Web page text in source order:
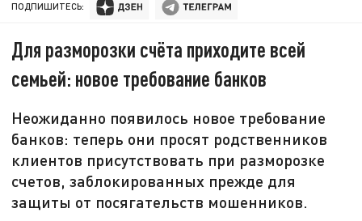
ПОДПИШИТЕСЬ:
Для разморозки счёта приходите всей
семьей: новое требование банков
Неожиданно появилось новое требование
банков: теперь они просят родственников
клиентов присутствовать при разморозке
счетов, заблокированных прежде для
защиты от посягательств мошенников.